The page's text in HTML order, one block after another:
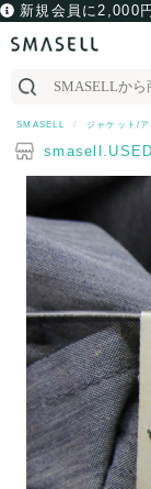
新規会員に2,000
SMASELL ジャケット/
smasell.USED